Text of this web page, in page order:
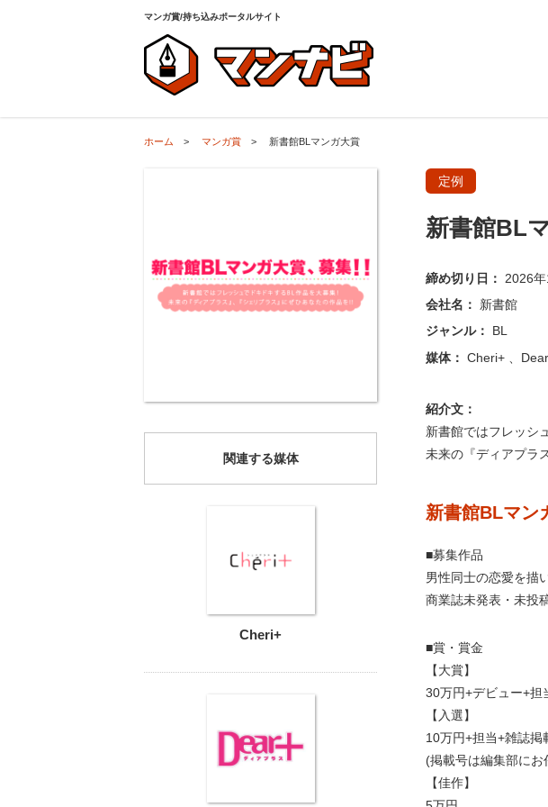
マンガ賞/持ち込みポータルサイト
ホーム > マンガ賞 > 新書館BLマンガ大賞
定例
新書館BL
締め切り日：
2026年
会社名：
新書館
ジャンル：
BL
媒体： Cheri+
紹介文：
新書館ではフレッシ
未来の『ディアプラ
新書館BLマン
■募集作品
男性同士の恋愛を描
商業誌未発表・未投
■賞・賞金
【大賞】
30万円+デビュー+担
【入選】
10万円+担当+雑誌掲
(掲載号は編集部にお
【佳作】
関連する媒体
Cheri+